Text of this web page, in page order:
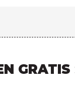
GRATIS